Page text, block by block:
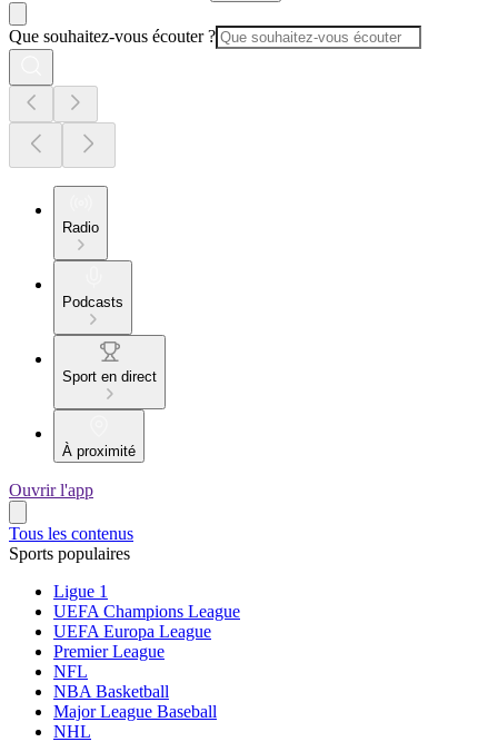
Que souhaitez-vous écouter ?
Radio
Podcasts
Sport en direct
À proximité
Ouvrir l'app
Tous les contenus
Sports populaires
Ligue 1
UEFA Champions League
UEFA Europa League
Premier League
NFL
NBA Basketball
Major League Baseball
NHL